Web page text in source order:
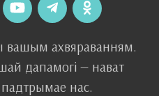
вашым ахвяраванням.
дапамогі — нават
падтрымае нас.